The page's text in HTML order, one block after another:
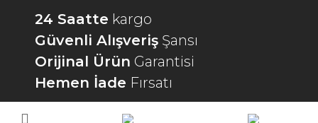
24 Saatte kargo
Güvenli Alışveriş Şansı
Orijinal Ürün Garantisi
Hemen İade Fırsatı